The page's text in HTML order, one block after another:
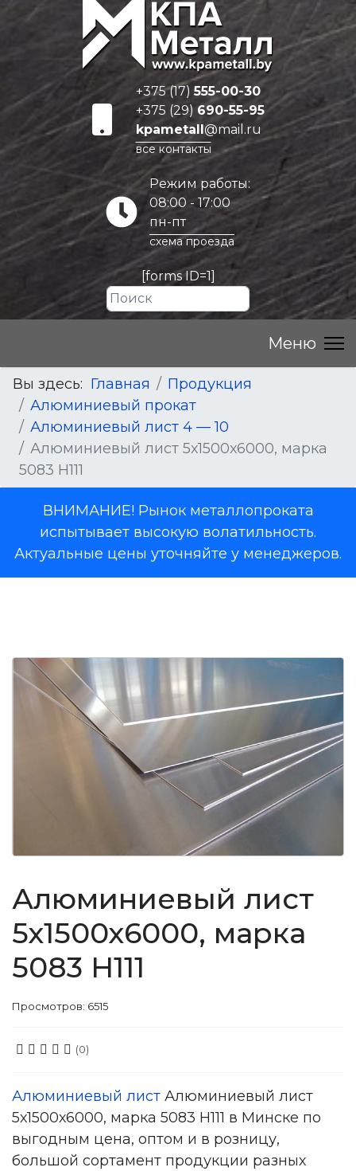
+375 (17)555-00-30
+375 (29) 690-55-95
kpametall@mail.ru
все контакты
Режим работы:
08:00 - 17:00
пн-пт
схема проезда
[forms ID=1]
Вы здесь: Главная
Продукция
Алюминиевый прокат
Алюминиевый лист 4 — 10
Алюминиевый лист 5х1500х6000, марка
5083 H111
ВНИМАНИЕ! Рынок металлопроката
испытывает высокую волатильность.
Актуальные цены уточняйте у менеджеров.
Алюминиевый лист
5х1500х6000, марка
5083 H111
Просмотров: 6515
(0)
Алюминиевый лист Алюминиевый лист
5х1500х6000, марка 5083 H111 в Минске по
выгодным цена, оптом и в розницу,
большой сортамент продукции разных